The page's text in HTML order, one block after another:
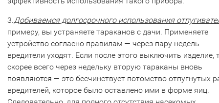
3.Добиваемся долгосрочного использования
примеру, вы устраняете тараканов с дачи. Применяете
устройство согласно правилам — через пару недель
вредители уходят. Если после этого выключить изделие,
скорее всего через недельку вторую тараканы вновь
появляются — это бесчинствует потомство отпугнутых
вредителей, которое было оставлено ими в форме яиц.